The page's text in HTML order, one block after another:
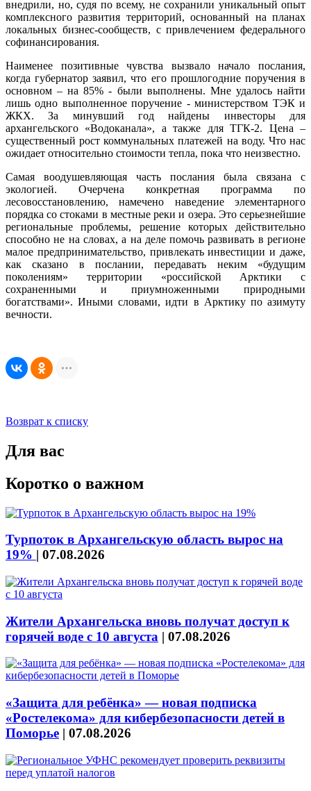
внедрили, но, судя по всему, не сохранили уникальный опыт
комплексного развития территорий, основанный на планах
локальных бизнес-сообществ, с привлечением федерального
софинансирования.
Наименее позитивные чувства вызвало начало послания,
когда губернатор заявил, что его прошлогодние поручения в
основном – на 85% - были выполнены. Мне удалось найти
лишь одно выполненное поручение - министерством ТЭК и
ЖКХ. За минувший год найдены инвесторы для
архангельского «Водоканала», а также для ТГК-2. Цена –
существенный рост коммунальных платежей на воду. Что нас
ожидает относительно стоимости тепла, пока что неизвестно.
Самая воодушевляющая часть послания была связана с
экологией. Очерчена конкретная программа по
лесовосстановлению, намечено наведение элементарного
порядка со стоками в местные реки и озера. Это серьезнейшие
региональные проблемы, решение которых действительно
способно не на словах, а на деле помочь развивать в регионе
малое предпринимательство, привлекать инвестиции и даже,
как сказано в послании, передавать неким «будущим
поколениям» территории «российской Арктики с
сохраненными и приумноженными природными
богатствами». Иными словами, идти в Арктику по азимуту
вечности.
Возврат к списку
Для вас
Коротко о важном
Турпоток в Архангельскую область вырос на
19% | 07.08.2026
Жители Архангельска вновь получат доступ к
горячей воде с 10 августа | 07.08.2026
«Защита для ребёнка» — новая подписка
«Ростелекома» для кибербезопасности детей в
Поморье | 07.08.2026